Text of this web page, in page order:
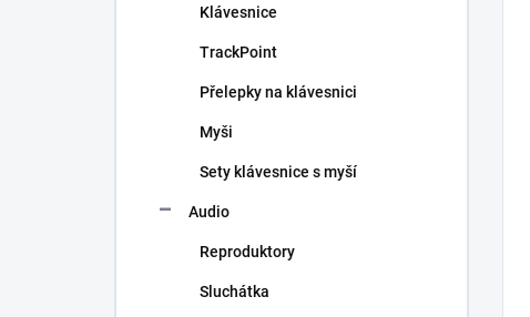
Klávesnice
TrackPoint
Přelepky na klávesnici
Myši
Sety klávesnice s myší
Audio
Reproduktory
Sluchátka